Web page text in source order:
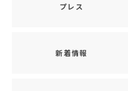
プレス
新着情報